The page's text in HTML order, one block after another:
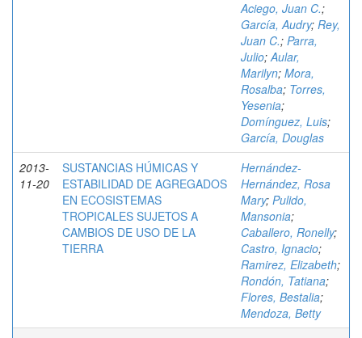
Aciego, Juan C.;
García, Audry; Rey,
Juan C.; Parra,
Julio;Aular,
Marilyn; Mora,
Rosalba; Torres,
Yesenia;
Domínguez, Luis;
García, Douglas
2013-
11-20
SUSTANCIAS HÚMICAS Y
ESTABILIDAD DE AGREGADOS
EN ECOSISTEMAS
TROPICALES SUJETOS A
CAMBIOS DE USO DE LA
TIERRA
Hernández-
Hernández, Rosa
Mary; Pulido,
Mansonia;
Caballero, Ronelly;
Castro, Ignacio;
Ramirez, Elizabeth;
Rondón, Tatiana;
Flores, Bestalia;
Mendoza, Betty